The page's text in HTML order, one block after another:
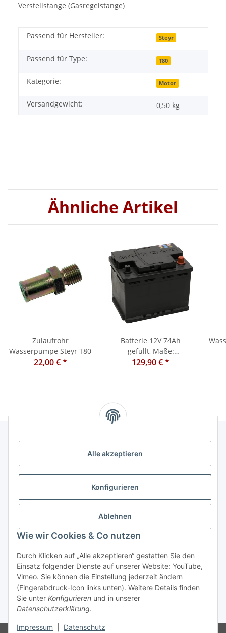
Alle akzeptieren
Konfigurieren
Ablehnen
Wie wir Cookies & Co nutzen
Durch Klicken auf „Alle akzeptieren“ gestatten Sie den
Einsatz folgender Dienste auf unserer Website: YouTube,
Vimeo. Sie können die Einstellung jederzeit ändern
(Fingerabdruck-Icon links unten). Weitere Details finden
Sie unter Konfigurieren und in unserer
Datenschutzerklärung.
Impressum Datenschutz
Verstellstange (Gasregelstange)
Produkteigenschaft
Wert
Passend für Hersteller: Steyr
Passend für Type: T80
Kategorie: Motor
Versandgewicht: 0,50 kg
Ähnliche Artikel
Zulaufrohr
Wasserpumpe Steyr T80
22,00 €*
Batterie 12V 74Ah
gefüllt, Maße:
278x175x190, Steyr T80
129,90 €*
Gesetzliche Informationen
* Alle Preise inkl. gesetzlicher USt., zzgl.